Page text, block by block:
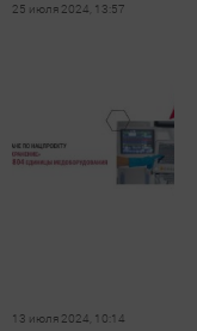
25 июля 2024, 13:57
13 июля 2024, 10:14